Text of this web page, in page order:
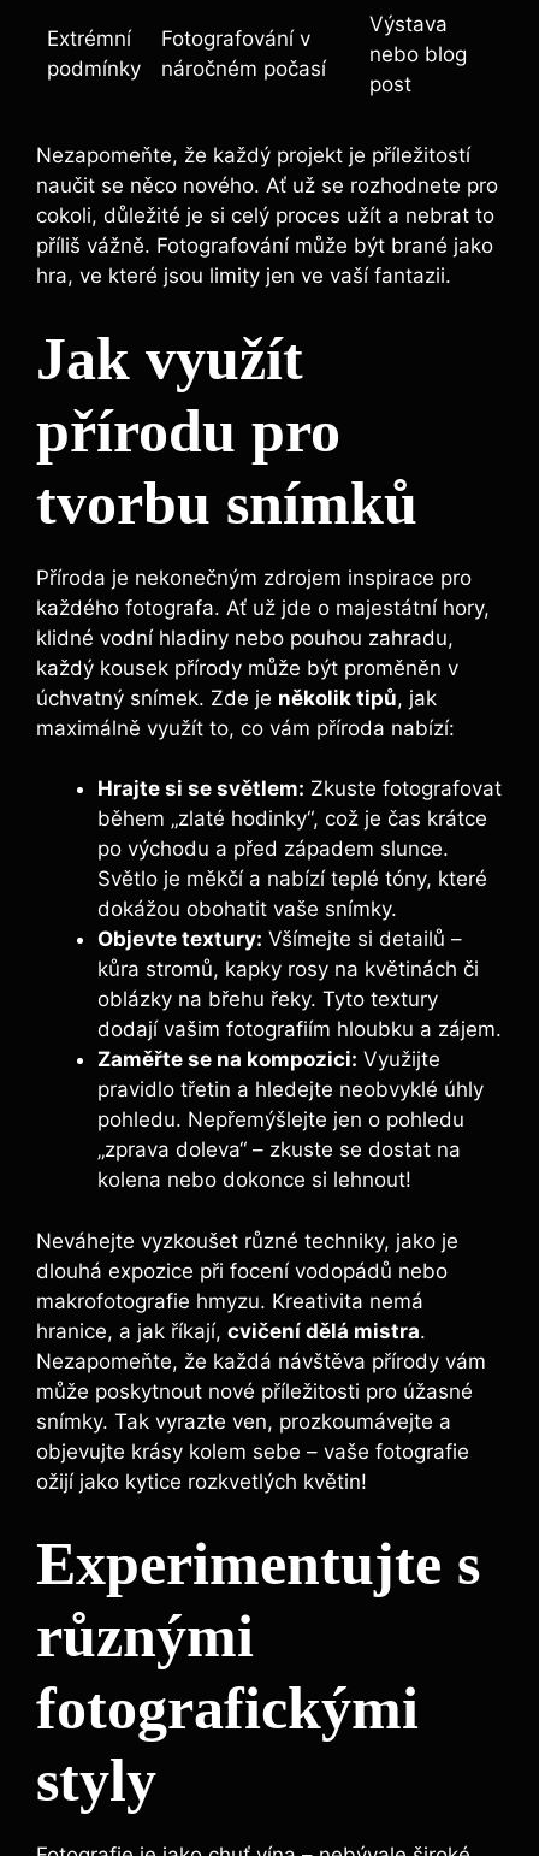
Extrémní
podmínky
Fotografování v
náročném počasí
Výstava
nebo blog
post
Nezapomeňte, že každý projekt je příležitostí
naučit se něco nového. Ať už se rozhodnete pro
cokoli, důležité je si celý proces užít a nebrat to
příliš vážně. Fotografování může být brané jako
hra, ve které jsou limity jen ve vaší fantazii.
Jak využít
přírodu pro
tvorbu snímků
Příroda je nekonečným zdrojem inspirace pro
každého fotografa. Ať už jde o majestátní hory,
klidné vodní hladiny nebo pouhou zahradu,
každý kousek přírody může být proměněn v
úchvatný snímek. Zde je několik tipů, jak
maximálně využít to, co vám příroda nabízí:
Hrajte si se světlem: Zkuste fotografovat
během „zlaté hodinky“, což je čas krátce
po východu a před západem slunce.
Světlo je měkčí a nabízí teplé tóny, které
dokážou obohatit vaše snímky.
Objevte textury: Všímejte si detailů –
kůra stromů, kapky rosy na květinách či
oblázky na břehu řeky. Tyto textury
dodají vašim fotografiím hloubku a zájem.
Zaměřte se na kompozici: Využijte
pravidlo třetin a hledejte neobvyklé úhly
pohledu. Nepřemýšlejte jen o pohledu
„zprava doleva“ – zkuste se dostat na
kolena nebo dokonce si lehnout!
Neváhejte vyzkoušet různé techniky, jako je
dlouhá expozice při focení vodopádů nebo
makrofotografie hmyzu. Kreativita nemá
hranice, a jak říkají, cvičení dělá mistra.
Nezapomeňte, že každá návštěva přírody vám
může poskytnout nové příležitosti pro úžasné
snímky. Tak vyrazte ven, prozkoumávejte a
objevujte krásy kolem sebe – vaše fotografie
ožijí jako kytice rozkvetlých květin!
Experimentujte s
různými
fotografickými
styly